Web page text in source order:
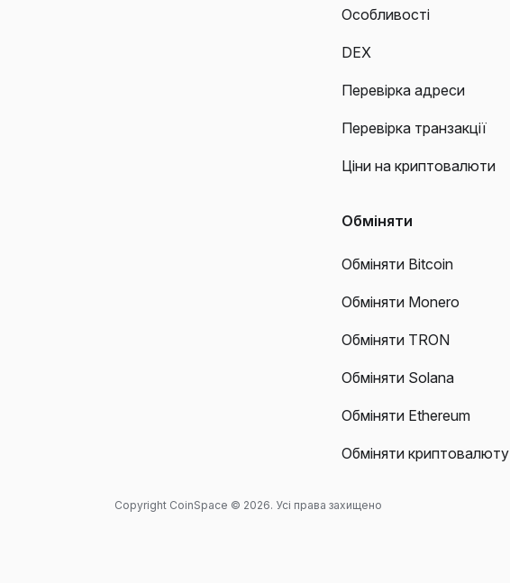
Особливості
DEX
Перевірка адреси
Перевірка транзакції
Ціни на криптовалюти
Обміняти
Обміняти Bitcoin
Обміняти Monero
Обміняти TRON
Обміняти Solana
Обміняти Ethereum
Обміняти криптовалюту
Copyright CoinSpace © 2026. Усі права захищено